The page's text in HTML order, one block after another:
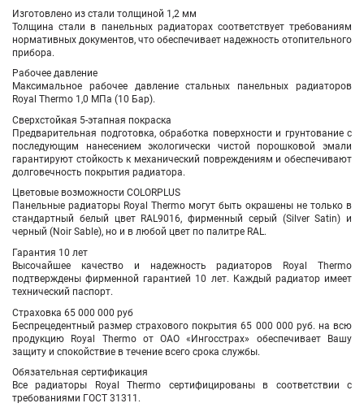
Изготовлено из стали толщиной 1,2 мм
Толщина стали в панельных радиаторах соответствует требованиям
нормативных документов, что обеспечивает надежность отопительного
прибора.
Рабочее давление
Максимальное рабочее давление стальных панельных радиаторов
Royal Thermo 1,0 МПа (10 Бар).
Сверхстойкая 5-этапная покраска
Предварительная подготовка, обработка поверхности и грунтование с
последующим нанесением экологически чистой порошковой эмали
гарантируют стойкость к механический повреждениям и обеспечивают
долговечность покрытия радиатора.
Цветовые возможности COLORPLUS
Панельные радиаторы Royal Thermo могут быть окрашены не только в
стандартный белый цвет RAL9016, фирменный серый (Silver Satin) и
черный (Noir Sable), но и в любой цвет по палитре RAL.
Гарантия 10 лет
Высочайшее качество и надежность радиаторов Royal Thermo
подтверждены фирменной гарантией 10 лет. Каждый радиатор имеет
технический паспорт.
Страховка 65 000 000 руб
Беспрецедентный размер страхового покрытия 65 000 000 руб. на всю
продукцию Royal Thermo от ОАО «Ингосстрах» обеспечивает Вашу
защиту и спокойствие в течение всего срока службы.
Обязательная сертификация
Все радиаторы Royal Thermo сертифицированы в соответствии с
требованиями ГОСТ 31311.